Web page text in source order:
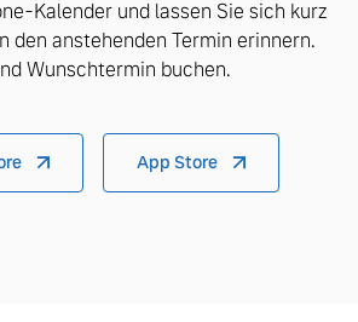
Kalender und lassen Sie sich kurz
den anstehenden Termin erinnern.
Wunschtermin buchen.
App Store